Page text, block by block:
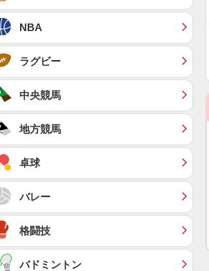
NBA
ラグビー
中央競馬
地方競馬
卓球
バレー
格闘技
バドミントン